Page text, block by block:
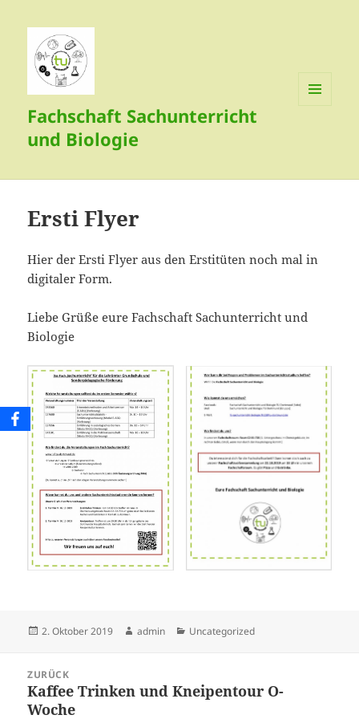
Fachschaft Sachunterricht
und Biologie
Ersti Flyer
Hier der Ersti Flyer aus den Erstitüten noch mal in
digitaler Form.
Liebe Grüße eure Fachschaft Sachunterricht und
Biologie
Veröffentlicht
2. Oktober 2019 Autor
admin Kategorien
Uncategorized
ZURÜCK
Vorheriger
Beitrag:
Kaffee Trinken und Kneipentour O-
Woche